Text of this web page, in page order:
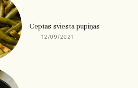
Ceptas sviesta pupiņas
12/09/2021